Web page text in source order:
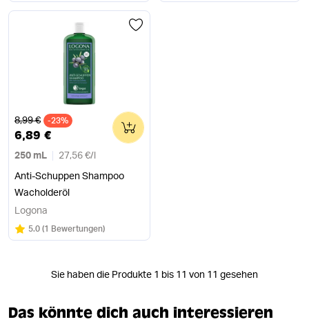
Alter Preis
8,99 € -23%
6,89 €
250 mL 27,56 €/
Anti-Schuppen Shampoo
Wacholderöl
0
Logona
Bewertung:
5.0/5
(1 Bewertungen)
Sie haben die Produkte 1 bis 11 von 11 gesehen
Das könnte dich auch interessieren